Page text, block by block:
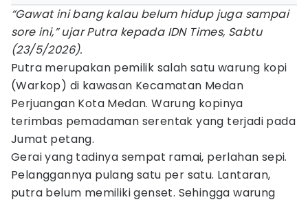
“Gawat ini bang kalau belum hidup juga sampai
sore ini,” ujar Putra kepada IDN Times, Sabtu
(23/5/2026).
Putra merupakan pemilik salah satu warung kopi
(Warkop) di kawasan Kecamatan Medan
Perjuangan Kota Medan. Warung kopinya
terimbas pemadaman serentak yang terjadi pada
Jumat petang.
Gerai yang tadinya sempat ramai, perlahan sepi.
Pelanggannya pulang satu per satu. Lantaran,
putra belum memiliki genset. Sehingga warung